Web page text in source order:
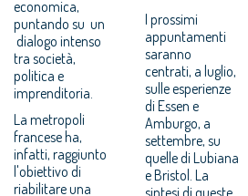
economica,
puntando su un
dialogo intenso
tra società,
politica e
imprenditoria.
La metropoli
francese ha,
infatti, raggiunto
l'obiettivo di
riabilitare una
I prossimi
appuntamenti
saranno
centrati, a luglio,
sulle esperienze
di Essen e
Amburgo, a
settembre, su
quelle di Lubiana
e Bristol. La
sintesi di queste